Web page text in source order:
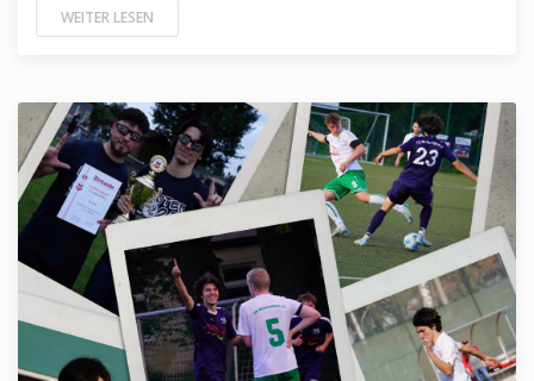
WEITER LESEN